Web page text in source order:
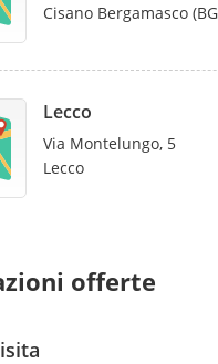
Cisano Bergamasco
Lecco
Via Montelungo, 5
Lecco
offerte